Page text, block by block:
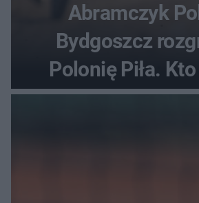
Abramczyk
Bydgoszcz
Polonię Piła.
najwięcej